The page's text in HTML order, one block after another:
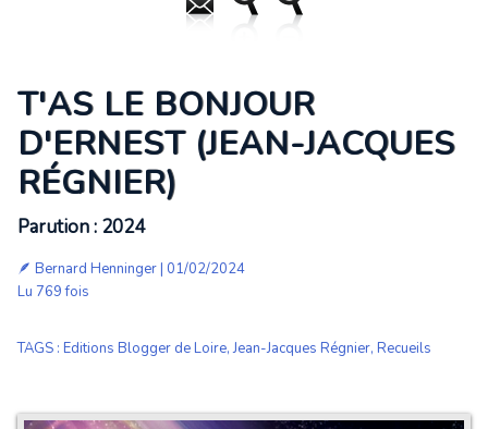
T'AS LE BONJOUR
D'ERNEST (JEAN-JACQUES
RÉGNIER)
Parution : 2024
🪶 Bernard Henninger| 01/02/2024
Lu 769 fois
TAGS : Editions Blogger de Loire,Jean-Jacques Régnier, Recueils